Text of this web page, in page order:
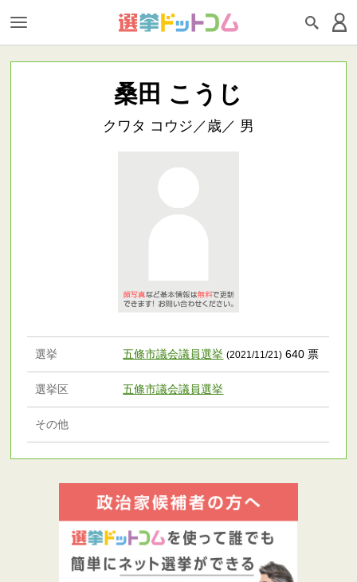
桑田 こうじ
クワタ コウジ／歳／ 男
選挙 五條市議会議員選挙 (2021/11/21) 640 票
選挙区 五條市議会議員選挙
その他